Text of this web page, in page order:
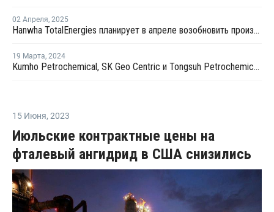
02 Апреля, 2025
Hanwha TotalEnergies планирует в апреле возобновить производство на крекинг-установке в Даэсане
19 Марта, 2024
Kumho Petrochemical, SK Geo Centric и Tongsuh Petrochemical создадут цепочку поставок биомономеров
15 Июня, 2023
Июльские контрактные цены на
фталевый ангидрид в США снизились